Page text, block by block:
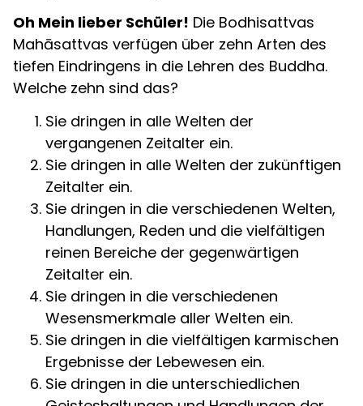
Oh Mein lieber Schüler! Die Bodhisattvas
Mahāsattvas verfügen über zehn Arten des
tiefen Eindringens in die Lehren des Buddha.
Welche zehn sind das?
Sie dringen in alle Welten der
vergangenen Zeitalter ein.
Sie dringen in alle Welten der zukünftigen
Zeitalter ein.
Sie dringen in die verschiedenen Welten,
Handlungen, Reden und die vielfältigen
reinen Bereiche der gegenwärtigen
Zeitalter ein.
Sie dringen in die verschiedenen
Wesensmerkmale aller Welten ein.
Sie dringen in die vielfältigen karmischen
Ergebnisse der Lebewesen ein.
Sie dringen in die unterschiedlichen